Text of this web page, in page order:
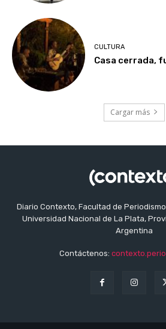
CULTURA
Casa cerrada,
Cargar más
Diario Contexto, Facultad de
Universidad Nacional de La Plata,
Argentina
Contáctenos: